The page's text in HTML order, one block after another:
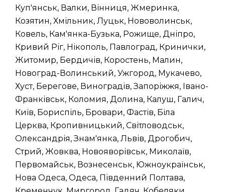
Куп'янськ, Валки, Вінниця, Жмеринка,
Козятин, Хмільник, Луцьк, Нововолинськ,
Ковель, Кам'янка-Бузька, Рожище, Дніпро,
Кривий Ріг, Нікополь, Павлоград, Кринички,
Житомир, Бердичів, Коростень, Малин,
Новоград-Волинський, Ужгород, Мукачево,
Хуст, Берегове, Виноградів, Запоріжжя, Івано-
Франківськ, Коломия, Долина, Калуш, Галич,
Київ, Бориспіль, Бровари, Фастів, Біла
Церква, Кропивницький, Світловодськ,
Олександрія, Знам'янка, Львів, Дрогобич,
Стрий, Жовква, Новояворівськ, Миколаїв,
Первомайськ, Вознесенськ, Южноукраїнськ,
Нова Одеса, Одеса, Південний Полтава,